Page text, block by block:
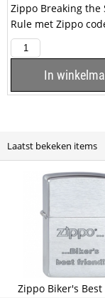
Zippo Breaking the
Rule met Zippo
2.003.585.
In
Laatst bekeken items
Zippo Biker's Best